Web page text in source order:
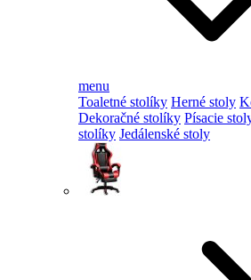
menu
Toaletné stolíky Herné stoly
Dekoračné stolíky Písacie
stolíky Jedálenské stoly